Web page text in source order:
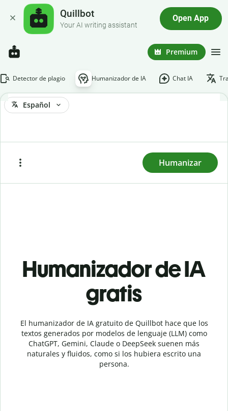
Quillbot
Your AI writing assistant
Open App
Premium
Detector de plagio Humanizador de IA Chat IA
Español
Humanizar
Humanizador de IA
gratis
El humanizador de IA gratuito de Quillbot hace que los
textos generados por modelos de lenguaje (LLM) como
ChatGPT, Gemini, Claude o DeepSeek suenen más
naturales y fluidos, como si los hubiera escrito una
persona.